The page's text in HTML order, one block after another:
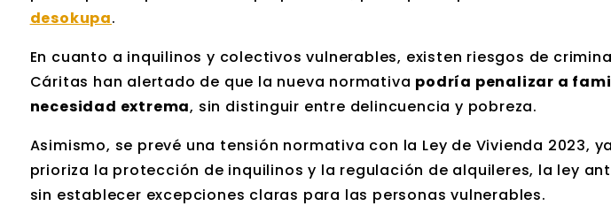
desokupa.
En cuanto a inquilinos y colectivos vulnerables, existen riesgos de
Cáritas han alertado de que la nueva normativa podría penalizar a
necesidad extrema, sin distinguir entre delincuencia y pobreza.
Asimismo, se prevé una tensión normativa con la Ley de Vivienda 2023,
prioriza la protección de inquilinos y la regulación de alquileres, la ley
sin establecer excepciones claras para las personas vulnerables.